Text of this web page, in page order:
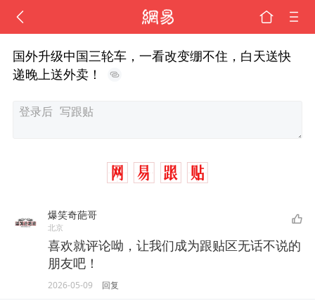
国外升级中国三轮车，一看改变绷不住，白天送快
递晚上送外卖！
爆笑奇葩哥
北京
喜欢就评论呦，让我们成为跟贴区无话不说的
朋友吧！
2026-05-09 回复